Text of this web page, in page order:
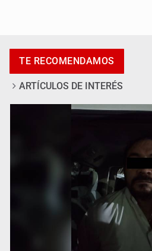
Que el IPEJAL encabece la lista
es un “foco rojo” de gran
TE RECOMENDAMOS
ARTÍCULOS DE INTERÉS